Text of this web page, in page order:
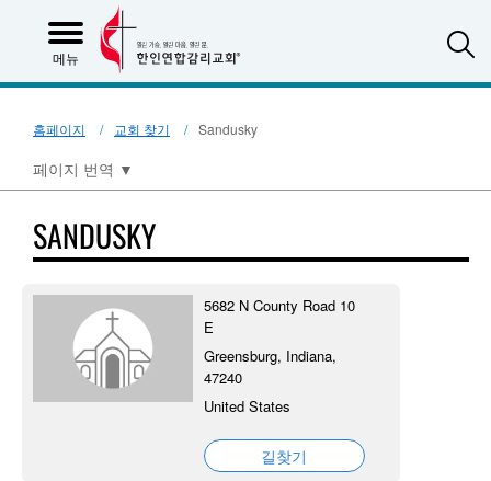
메뉴
홈페이지 교회 찾기 Sandusky
페이지 번역 ▼
SANDUSKY
5682 N County Road 10
E
Greensburg, Indiana,
47240
United States
길찾기